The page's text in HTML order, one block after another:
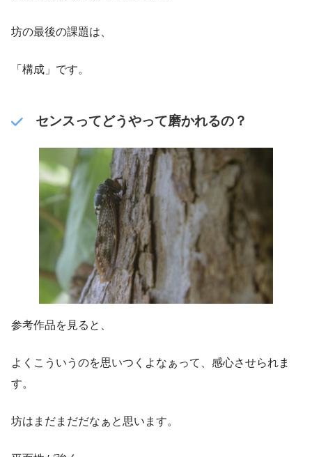
坊の最後の課題は、
「構成」です。
センスってどうやって磨かれるの？
参考作品を見ると、
よくこういうのを思いつくよなぁって、感心させられま
す。
坊はまだまだだなぁと思います。